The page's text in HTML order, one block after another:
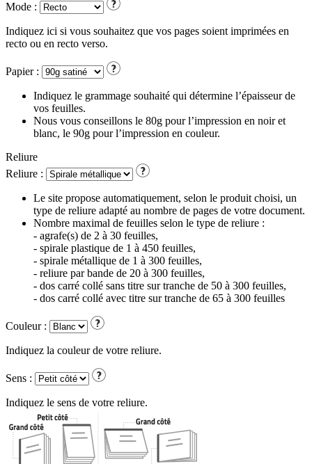
Mode :
Indiquez ici si vous souhaitez que vos pages soient imprimées en
recto ou en recto verso.
Papier :
Indiquez le grammage souhaité qui détermine l’épaisseur de
vos feuilles.
Nous vous conseillons le 80g pour l’impression en noir et
blanc, le 90g pour l’impression en couleur.
Reliure
Reliure :
Le site propose automatiquement, selon le produit choisi, un
type de reliure adapté au nombre de pages de votre document.
Nombre maximal de feuilles selon le type de reliure :
- agrafe(s) de 2 à 30 feuilles,
- spirale plastique de 1 à 450 feuilles,
- spirale métallique de 1 à 300 feuilles,
- reliure par bande de 20 à 300 feuilles,
- dos carré collé sans titre sur tranche de 50 à 300 feuilles,
- dos carré collé avec titre sur tranche de 65 à 300 feuilles
Couleur :
Indiquez la couleur de votre reliure.
Sens :
Indiquez le sens de votre reliure.